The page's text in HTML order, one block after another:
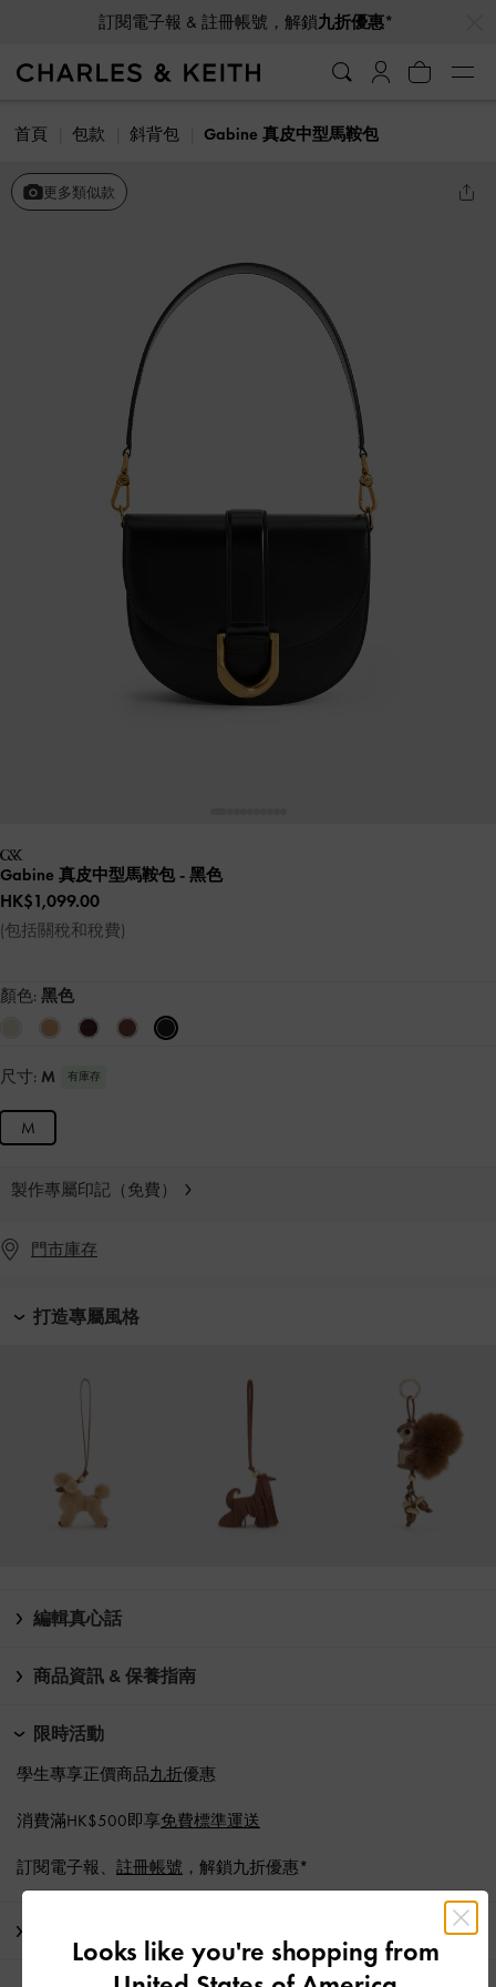
訂閱電子報 & 註冊帳號，解鎖九折優惠*
首頁 包款 斜背包 Gabine 真皮中型馬鞍包
更多類似款
Gabine 真皮中型馬鞍包 - 黑色
HK$1,099.00
(包括關稅和稅費)
顏色: 黑色
尺寸: M 有庫存
M
製作專屬印記（免費）
門市庫存
打造專屬風格
編輯真心話
商品資訊 & 保養指南
限時活動
學生專享正價商品九折優惠
消費滿HK$500即享免費標準運送
訂閱電子報、 註冊帳號 ，解鎖九折優惠*
Looks like you're shopping from